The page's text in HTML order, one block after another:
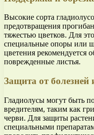
Высокие сорта
предотвращения
тяжестью цветков. Для
специальные опоры или
цветения рекомендуется
поврежденные листья.
Защита от болезней
Гладиолусы могут быть
вредителям, таким как
черви. Для защиты
специальными